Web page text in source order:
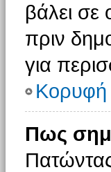
βάλει σε
πριν
για
Κορυφή
Πως